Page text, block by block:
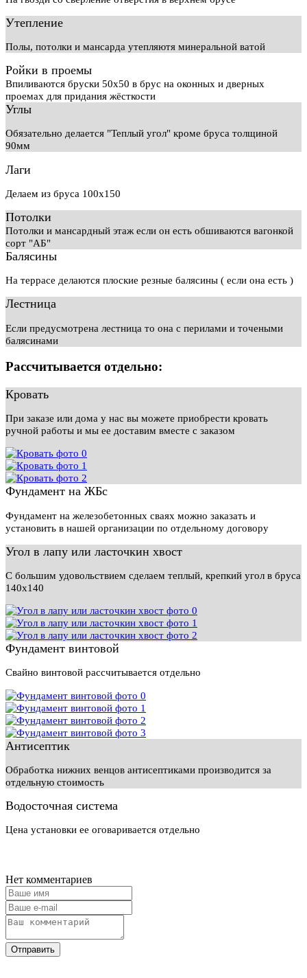
Утепление
Полы, потолки и мансарда утепляютя минеральной ватой
Ройки в проемы
Впиливаются бруски 50х50 в брус на оконных и дверных
проемах для придания жёсткости
Углы
Обязательно делается "Теплый угол" кроме бруса толщиной
90мм
Лаги
Делаем из бруса 100х150
Потолки
Потолки и мансардный этаж если он есть обшиваются вагонкой
сорт "АБ"
Балясины
На террасе делаются плоские резные балясины ( если она есть )
Лестница
Если предусмотрена лестница то она с перилами и точеными
балясинами
Рассчитывается отдельно:
Кровать
При заказе или дома у нас вы можете приобрести кровать
ручной работы и мы ее доставим вместе с заказом
Фундамент на ЖБс
Фундамент на железобетонных сваях можно заказать и
установить в нашей организации по отдельному договору
Угол в лапу или ласточкин хвост
С большим удовольствием сделаем теплый, крепкий угол в бруса
140х140
Фундамент винтовой
Свайно винтовой рассчитывается отдельно
Антисептик
Обработка нижних венцов антисептиками производится за
отдельную стоимость
Водосточная система
Цена установки ее оговаривается отдельно
Нет комментариев
Отправить